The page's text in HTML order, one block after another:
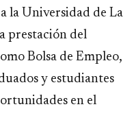
la Universidad de La
prestación del
Bolsa de Empleo,
y estudiantes
en el